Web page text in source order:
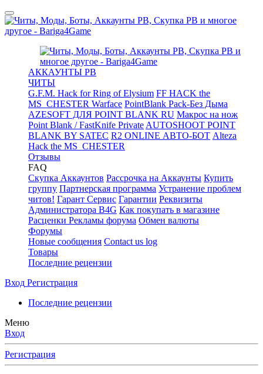
АККАУНТЫ PB
ЧИТЫ
G.F.M. Hack for Ring of Elysium FF HACK the
MS_CHESTER Warface PointBlank Pack-Без Дыма
AZESOFT ДЛЯ POINT BLANK RU Макрос на нож
Point Blank / FastKnife Private AUTOSHOOT POINT
BLANK BY SATEC R2 ONLINE АВТО-БОТ Alteza
Hack the MS_CHESTER
Отзывы
FAQ
Скупка Аккаунтов Рассрочка на Аккаунты Купить
группу Партнерская программа Устранение проблем
читов! Гарант Сервис Гарантии Реквизиты
Администратора B4G Как покупать в магазине
Расценки Рекламы форума Обмен валюты
Форумы
Новые сообщения Contact us log
Товары
Последние рецензии
Вход Регистрация
Последние рецензии
Меню
Вход
Регистрация